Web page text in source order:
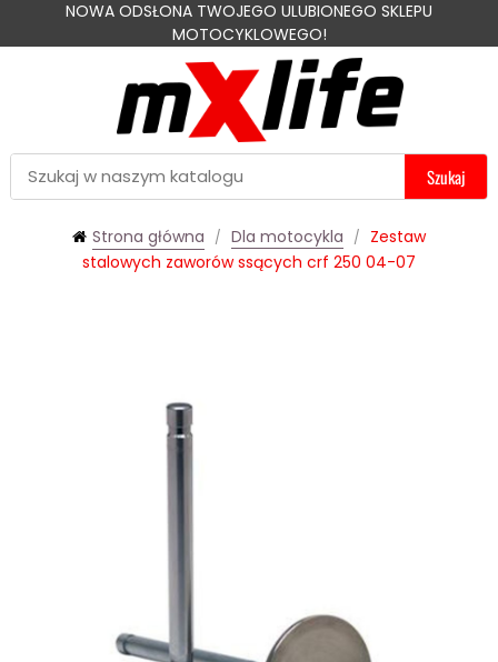
NOWA ODSŁONA TWOJEGO ULUBIONEGO SKLEPU
MOTOCYKLOWEGO!
Szukaj
Strona główna Dla motocykla
Zestaw
stalowych zaworów ssących crf 250 04-07